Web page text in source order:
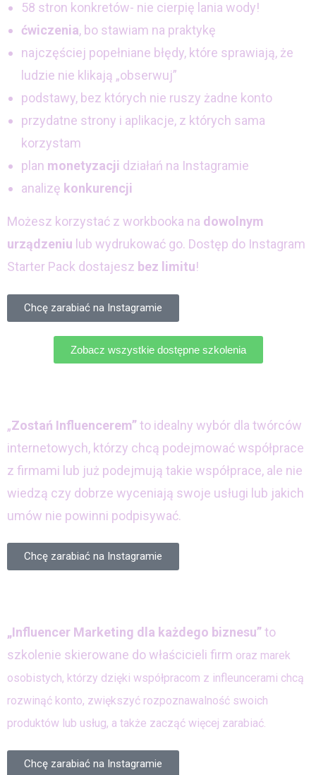
58 stron konkretów- nie cierpię lania wody!
ćwiczenia, bo stawiam na praktykę
najczęściej popełniane błędy, które sprawiają, że
ludzie nie klikają „obserwuj”
podstawy, bez których nie ruszy żadne konto
przydatne strony i aplikacje, z których sama
korzystam
plan monetyzacji działań na Instagramie
analizę konkurencji
Możesz korzystać z workbooka na dowolnym
urządzeniu lub wydrukować go. Dostęp do Instagram
Starter Pack dostajesz bez limitu!
Chcę zarabiać na Instagramie
Zobacz wszystkie dostępne szkolenia
„Zostań Influencerem”to idealny wybór dla twórców
internetowych, którzy chcą podejmować współprace
z firmami lub już podejmują takie współprace, ale nie
wiedzą czy dobrze wyceniają swoje usługi lub jakich
umów nie powinni podpisywać.
Chcę zarabiać na Instagramie
„Influencer Marketing dla każdego biznesu”to
szkolenie skierowane do właścicieli firm oraz marek
osobistych, którzy dzięki współpracom z infleuncerami chcą
rozwinąć konto, zwiększyć rozpoznawalność swoich
produktów lub usług, a także zacząć więcej zarabiać.
Chcę zarabiać na Instagramie